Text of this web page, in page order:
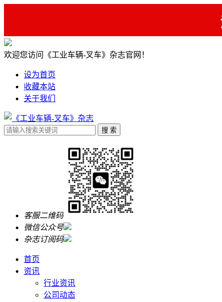
欢迎您访问《工业车辆-叉车》杂志官网！
设为首页
收藏本站
关于我们
客服二维码
微信公众号
杂志订阅码
首页
资讯
行业资讯
公司动态